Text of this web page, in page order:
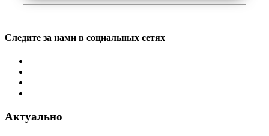
Следите за нами в социальных сетях
Актуально